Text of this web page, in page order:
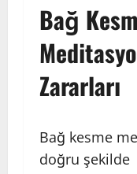
Bağ
Zararları
Bağ kesme
doğru şekilde